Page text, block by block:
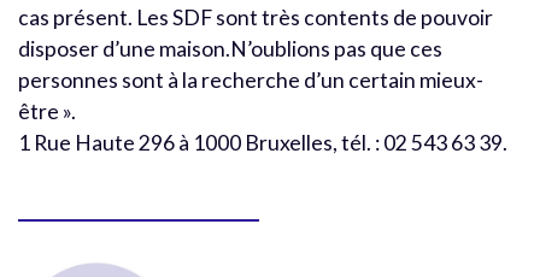
cas présent. Les SDF sont très contents de pouvoir
disposer d’une maison.N’oublions pas que ces
personnes sont à la recherche d’un certain mieux-
être ».
1 Rue Haute 296 à 1000 Bruxelles, tél. : 02 543 63 39.